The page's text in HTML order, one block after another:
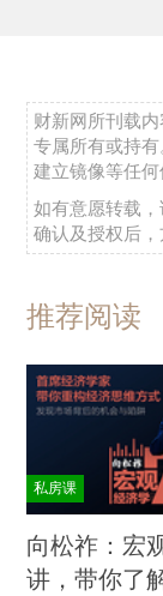
财新网所刊载
专属所有或持
建立镜像等任何
如有意愿转载
确认及授权后，
推荐阅读
私房课
向松祚：宏
讲，带你了